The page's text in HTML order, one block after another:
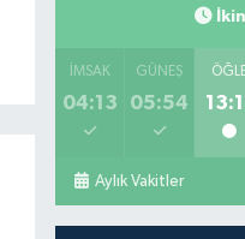
İMSAK
04:13
GÜNEŞ
05:54
Aylık Vakitler